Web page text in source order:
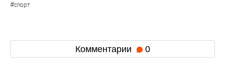
#спорт
Комментарии 0